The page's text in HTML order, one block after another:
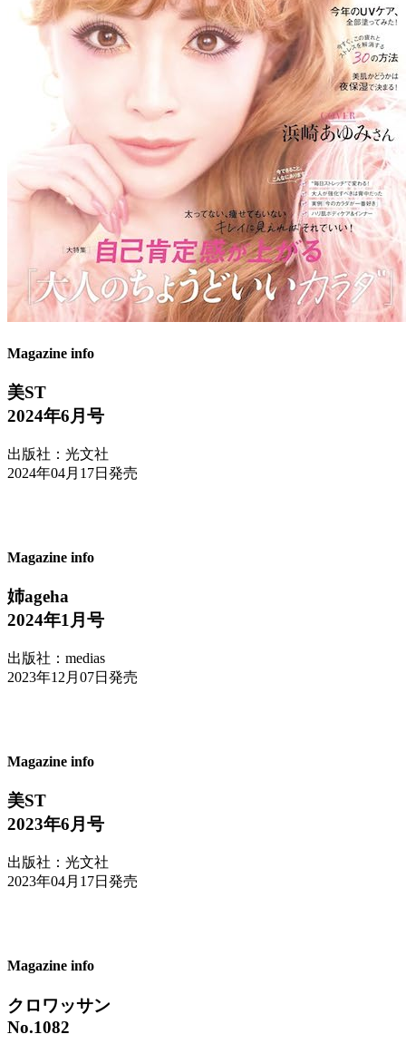
Magazine info
美ST
2024年6月号
出版社：光文社
2024年04月17日発売
Magazine info
姉ageha
2024年1月号
出版社：medias
2023年12月07日発売
Magazine info
美ST
2023年6月号
出版社：光文社
2023年04月17日発売
Magazine info
クロワッサン
No.1082